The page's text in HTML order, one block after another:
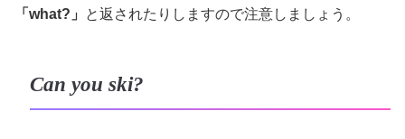
「what?」
と返されたりしますので注意しましょう。
Can you ski?